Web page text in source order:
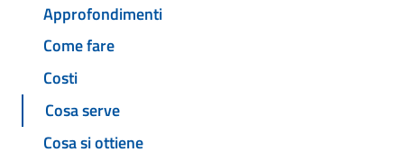
Approfondimenti
Come fare
Costi
Cosa serve
Cosa si ottiene